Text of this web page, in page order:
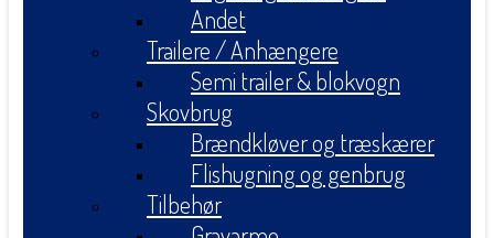
Andet
Trailere / Anhængere
Semi trailer & blokvogn
Skovbrug
Brændkløver og træskærer
Flishugning og genbrug
Tilbehør